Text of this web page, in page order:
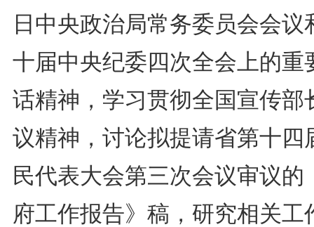
日中央政治局常务委员会会议
十届中央纪委四次全会上的重
话精神，学习贯彻全国宣传部
议精神，讨论拟提请省第十四
民代表大会第三次会议审议的
府工作报告》稿，研究相关工